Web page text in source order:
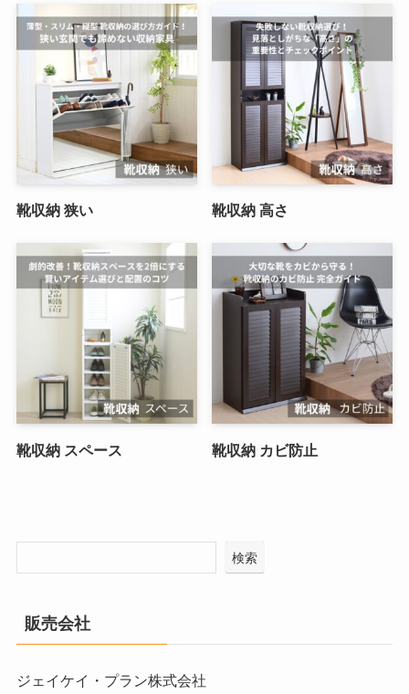
靴収納 狭い 靴収納 高さ
靴収納 スペース 靴収納 カビ防止
検索
販売会社
ジェイケイ・プラン株式会社